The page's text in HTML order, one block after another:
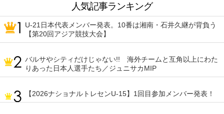
人気記事ランキング
U-21日本代表メンバー発表。10番は湘南・石井久継が背負う
【第20回アジア競技大会】
バルサやシティだけじゃない!! 海外チームと互角以上にわた
りあった日本人選手たち／ジュニサカMIP
【2026ナショナルトレセンU-15】1回目参加メンバー発表！